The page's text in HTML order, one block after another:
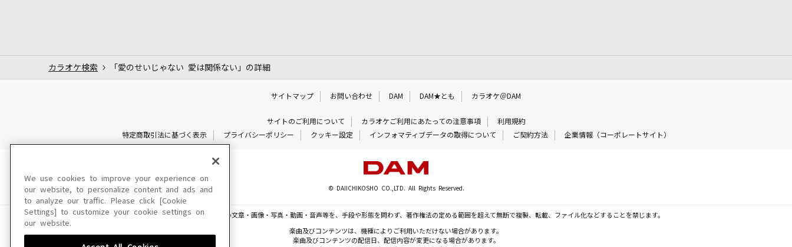
カラオケ検索 「愛のせいじゃない 愛は関係ない」の詳細
サイトマップ お問い合わせ DAM DAM★とも カラオケ＠DAM
サイトのご利用について カラオケご利用にあたっての注意事項
利用規約
特定商取引法に基づく表示
プライバシーポリシー クッキー設定 インフォマティブデータの取得について ご契約方法 企業情報（コーポレートサイト）
© DAIICHIKOSHO CO.,LTD. All Rights Reserved.
このサイトに掲載されている一切の文章・画像・写真・動画・音声等を、手段や形態を問わず、著作権法の定める範囲を超えて無断で複製、転載、ファイル化などすることを禁じます。
楽曲及びコンテンツは、機種によりご利用いただけない場合があります。
楽曲及びコンテンツの配信日、配信内容が変更になる場合があります。
We use cookies to improve your experience on
our website, to personalize content and ads and
to analyze our traffic. Please click [Cookie
Settings] to customize your cookie settings on
our website.